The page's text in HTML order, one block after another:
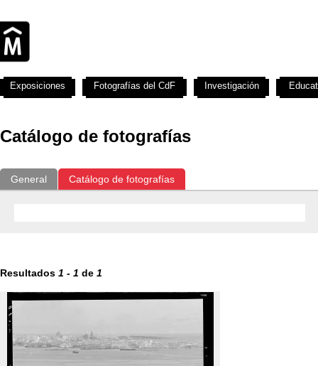
Catálogo de fotografías
General Catálogo de fotografías
Resultados 1 - 1 de 1
Exposiciones Fotografías del CdF Investigación